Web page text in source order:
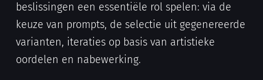
beslissingen een essentiële rol spelen: via de
keuze van prompts, de selectie uit gegenereerde
varianten, iteraties op basis van artistieke
oordelen en nabewerking.